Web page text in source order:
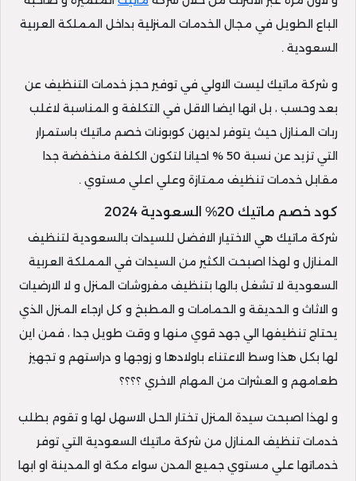
الباع الطويل في مجال الخدمات المنزلية بداخل المملكة العربية
السعودية .
و شركة ماتيك ليست الاولي في توفير حجز خدمات التنظيف عن
بعد وحسب ، بل انها ايضا الاقل في التكلفة و المناسبة لاغلب
ربات المنازل حيث يتوفر لديهن كوبونات خصم ماتيك باستمرار
التي تزيد عن نسبة 50 % احيانا لتكون الكلفة منخفضة جدا
مقابل خدمات تنظيف ممتازة وعلي اعلي مستوي .
كود خصم ماتيك 20% السعودية 2024
شركة ماتيك هي الاختيار الافضل للسيدات بالسعودية لتنظيف
المنازل و لهذا اصبحت الكثير من السيدات في المملكة العربية
السعودية لا تشغل بالها بتنظيف مفروشات المنزل و لا الارضيات
و الاثاث و الحديقة و الحمامات و المطبخ و كل ارجاء المنزل الذي
يحتاج تنظيفها الي جهد قوي منها و وقت طويل جدا ، فمن اين
لها بكل هذا وسط الاعتناء باولادها و زوجها و دراستهم و تجهيز
طعامهم و العشرات من المهام الاخري ؟؟؟؟
و لهذا اصبحت سيدة المنزل تختار الحل الاسهل لها و تقوم بطلب
خدمات تنظيف المنازل من شركة ماتيك السعودية التي توفر
خدماتها علي مستوي جميع المدن سواء مكة او المدينة او ابها